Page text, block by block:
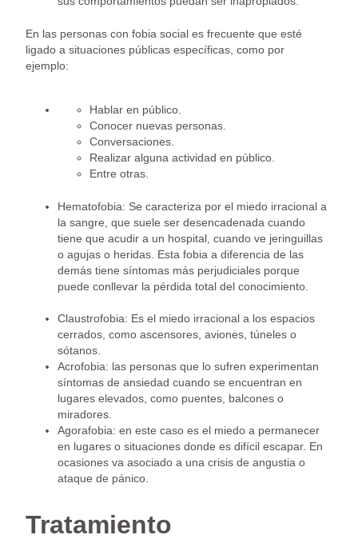
En las personas con fobia social es frecuente que esté
ligado a situaciones públicas específicas, como por
ejemplo:
Hablar en público.
Conocer nuevas personas.
Conversaciones.
Realizar alguna actividad en público.
Entre otras.
Hematofobia: Se caracteriza por el miedo irracional a
la sangre, que suele ser desencadenada cuando
tiene que acudir a un hospital, cuando ve jeringuillas
o agujas o heridas. Esta fobia a diferencia de las
demás tiene síntomas más perjudiciales porque
puede conllevar la pérdida total del conocimiento.
Claustrofobia: Es el miedo irracional a los espacios
cerrados, como ascensores, aviones, túneles o
sótanos.
Acrofobia: las personas que lo sufren experimentan
síntomas de ansiedad cuando se encuentran en
lugares elevados, como puentes, balcones o
miradores.
Agorafobia: en este caso es el miedo a permanecer
en lugares o situaciones donde es difícil escapar. En
ocasiones va asociado a una crisis de angustia o
ataque de pánico.
Tratamiento